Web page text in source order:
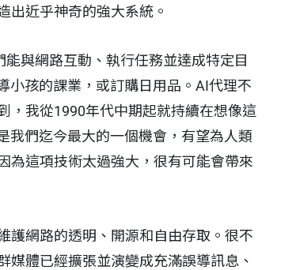
出近乎神奇的強大系統。
與網路互動、執行任務並達成特定目
小孩的課業，或訂購日用品。AI代理不
，我從1990年代中期起就持續在想像這
我們迄今最大的一個機會，有望為人類
為這項技術太過強大，很有可能會帶來
護網路的透明、開源和自由存取。很不
體已經擴張並演變成充滿誤導訊息、